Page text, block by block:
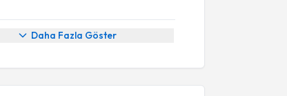
Daha Fazla Göster